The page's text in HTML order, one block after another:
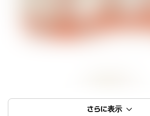
さらに表示